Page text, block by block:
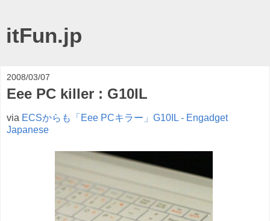
itFun.jp
2008/03/07
Eee PC killer : G10IL
via ECSからも「Eee PCキラー」G10IL - Engadget
Japanese